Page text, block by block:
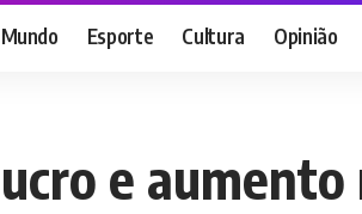
Mundo Esporte Cultura Opinião
e aumento